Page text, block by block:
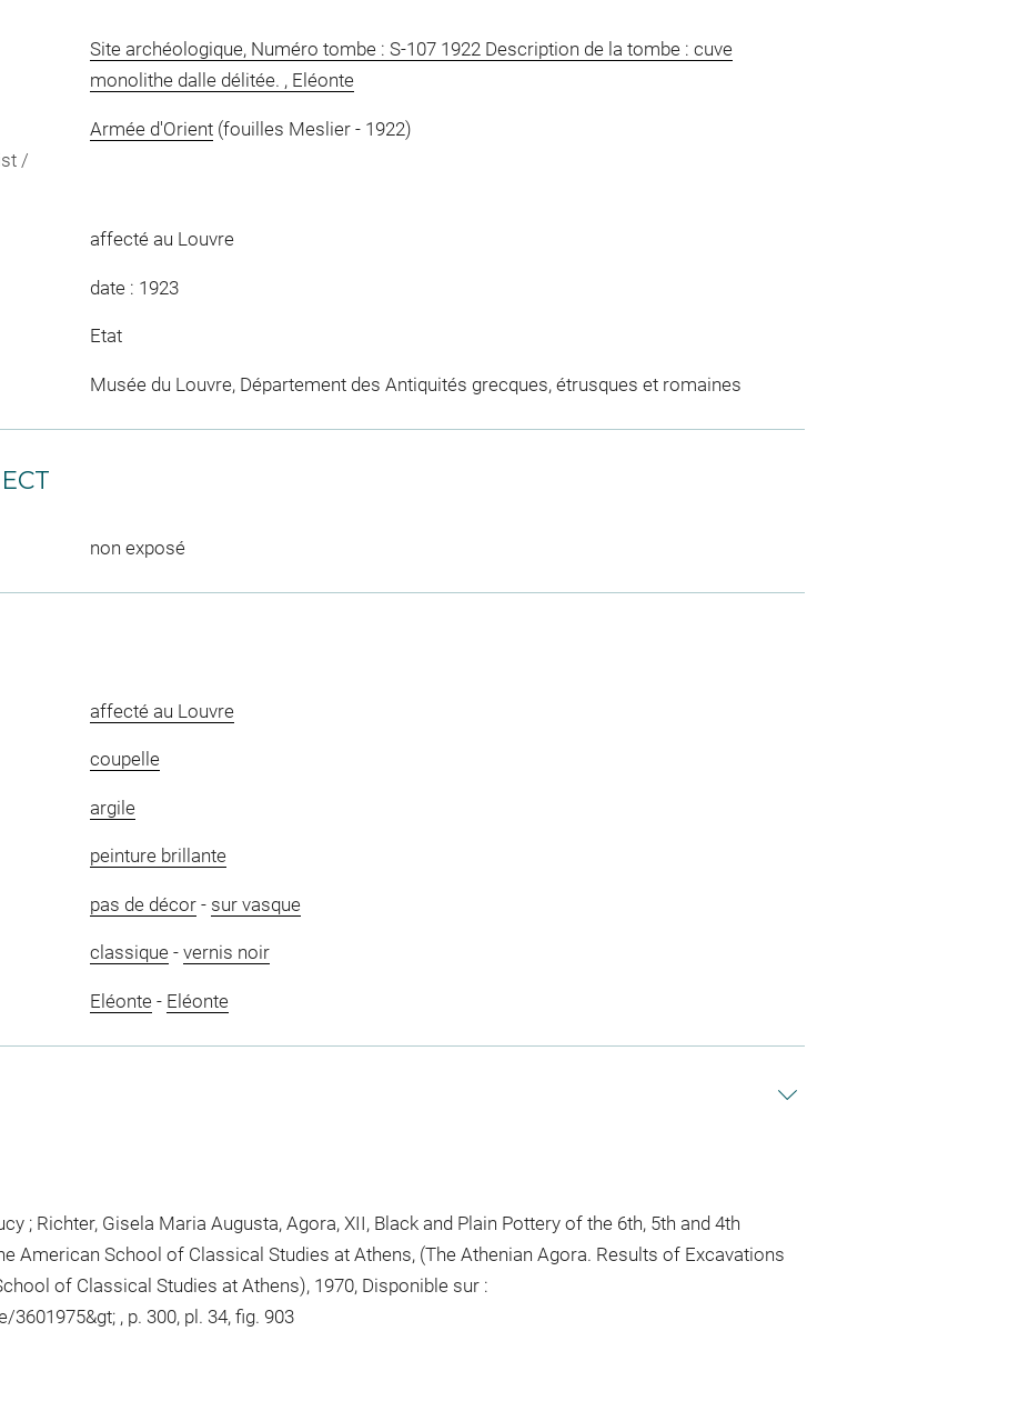
Site archéologique, Numéro tombe : S-107 1922 Description de la tombe : cuve
monolithe dalle délitée. , Eléonte
/
Armée d'Orient(fouilles Meslier - 1922)
affecté au Louvre
date : 1923
Etat
Musée du Louvre, Département des Antiquités grecques, étrusques et romaines
non exposé
affecté au Louvre
coupelle
argile
peinture brillante
pas de décor- sur vasque
classique- vernis noir
Eléonte- Eléonte
; Richter, Gisela Maria Augusta, Agora, XII, Black and Plain Pottery of the 6th, 5th and 4th
American School of Classical Studies at Athens, (The Athenian Agora. Results of Excavations
of Classical Studies at Athens), 1970, Disponible sur :
, p. 300, pl. 34, fig. 903